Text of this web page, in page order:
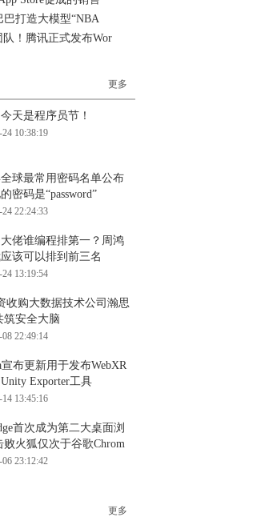
打造大模型“NBA
！腾讯正式发布Wor
更多
天是程序员节！
10:38:19
全球最常用密码名单公布
密码是“password”
22:24:33
佬谁编程排第一？周鸿
该可以排到前三名
13:19:54
收购大数据技术公司瀚思
筑安全大脑
22:49:14
布更新用于发布WebXR
Exporter工具
13:45:16
首次成为第二大桌面浏
败火狐仅次于谷歌Chrom
23:12:42
更多